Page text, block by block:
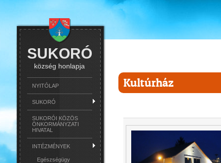
SUKORÓ
község honlapja
NYITÓLAP
SUKORÓ
SUKORÓI KÖZÖS
ÖNKORMÁNYZATI
HIVATAL
INTÉZMÉNYEK
Egészségügy
Kultúrház